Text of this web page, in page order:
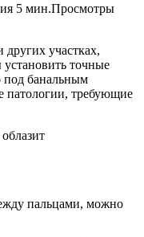
5 мин.Просмотры
участках,
установить точные
под банальным
патологии, требующие
пальцами, можно